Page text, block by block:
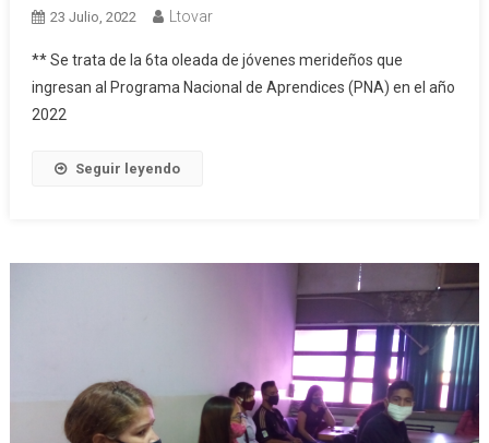
23 Julio, 2022 Ltovar
** Se trata de la 6ta oleada de jóvenes merideños que
ingresan al Programa Nacional de Aprendices (PNA) en el año
2022
Seguir leyendo